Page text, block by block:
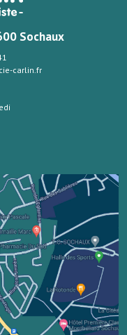
Sochaux
carlin.fr